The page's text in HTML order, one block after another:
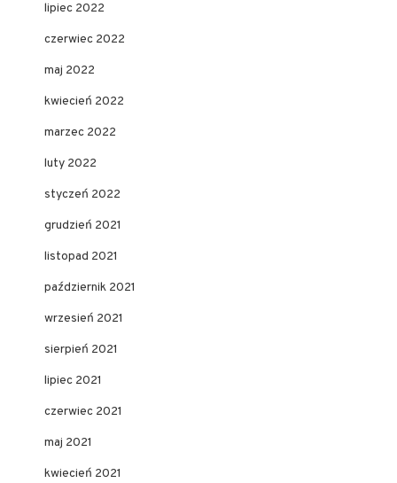
lipiec 2022
czerwiec 2022
maj 2022
kwiecień 2022
marzec 2022
luty 2022
styczeń 2022
grudzień 2021
listopad 2021
październik 2021
wrzesień 2021
sierpień 2021
lipiec 2021
czerwiec 2021
maj 2021
kwiecień 2021